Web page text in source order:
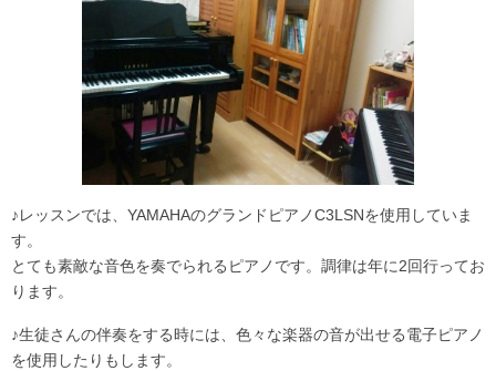
♪レッスンでは、YAMAHAのグランドピアノC3LSNを使用していま
す。
とても素敵な音色を奏でられるピアノです。調律は年に2回行ってお
ります。
♪生徒さんの伴奏をする時には、色々な楽器の音が出せる電子ピアノ
を使用したりもします。